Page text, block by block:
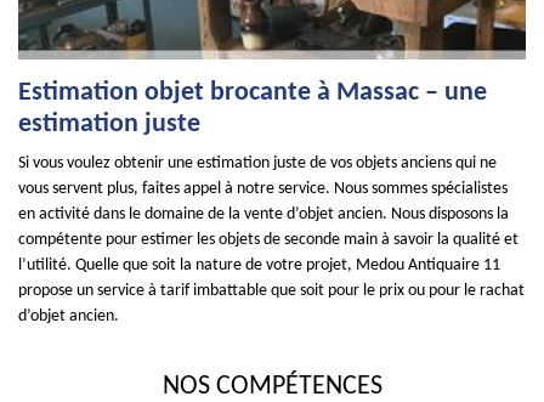
Estimation objet brocante à Massac – une
estimation juste
Si vous voulez obtenir une estimation juste de vos objets anciens qui ne
vous servent plus, faites appel à notre service. Nous sommes spécialistes
en activité dans le domaine de la vente d’objet ancien. Nous disposons la
compétente pour estimer les objets de seconde main à savoir la qualité et
l’utilité. Quelle que soit la nature de votre projet, Medou Antiquaire 11
propose un service à tarif imbattable que soit pour le prix ou pour le rachat
d’objet ancien.
NOS COMPÉTENCES